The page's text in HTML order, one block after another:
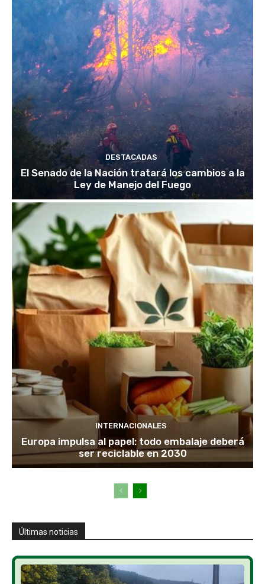
DESTACADAS
El Senado de la Nación tratará los cambios a la
Ley de Manejo del Fuego
INTERNACIONALES
Europa impulsa al papel: todo embalaje deberá
ser reciclable en 2030
Últimas noticias